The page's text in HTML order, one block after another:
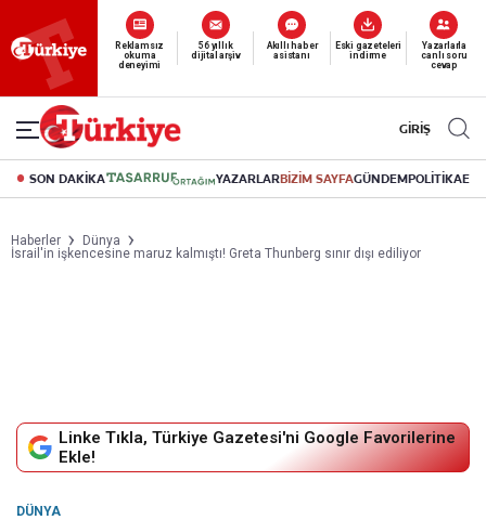
Reklamsız
okuma
deneyimi
56 yıllık
dijital arşiv
Akıllı haber
asistanı
Eski gazeteleri
indirme
Yazarlarla
canlı soru
cevap
GİRİŞ
SON DAKİKA YAZARLARBİZİM SAYFAGÜNDEMPOLİTİKA
Haberler
Dünya
İsrail'in işkencesine maruz kalmıştı! Greta Thunberg sınır dışı ediliyor
Linke Tıkla, Türkiye Gazetesi'ni Google Favorilerine
Ekle!
DÜNYA